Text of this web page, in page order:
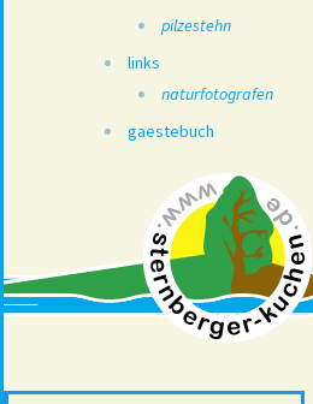
pilzestehn
links
naturfotografen
gaestebuch